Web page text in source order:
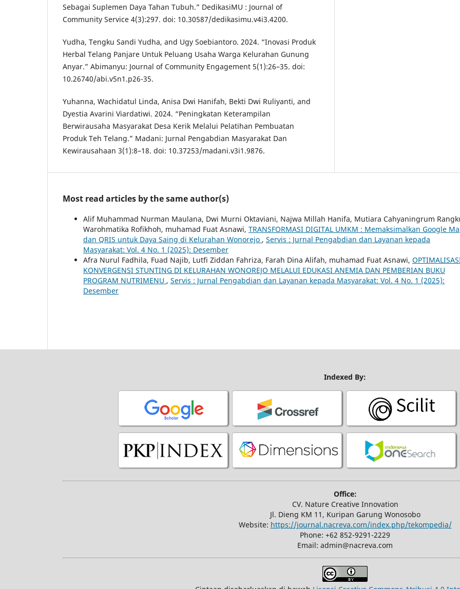
Sebagai Suplemen Daya Tahan Tubuh.” DedikasiMU : Journal of
Community Service 4(3):297. doi: 10.30587/dedikasimu.v4i3.4200.
Yudha, Tengku Sandi Yudha, and Ugy Soebiantoro. 2024. “Inovasi Produk
Herbal Telang Panjare Untuk Peluang Usaha Warga Kelurahan Gunung
Anyar.” Abimanyu: Journal of Community Engagement 5(1):26–35. doi:
10.26740/abi.v5n1.p26-35.
Yuhanna, Wachidatul Linda, Anisa Dwi Hanifah, Bekti Dwi Ruliyanti, and
Dyestia Avarini Viardatiwi. 2024. “Peningkatan Keterampilan
Berwirausaha Masyarakat Desa Kerik Melalui Pelatihan Pembuatan
Produk Teh Telang.” Madani: Jurnal Pengabdian Masyarakat Dan
Kewirausahaan 3(1):8–18. doi: 10.37253/madani.v3i1.9876.
Most read articles by the same author(s)
Alif Muhammad Nurman Maulana, Dwi Murni Oktaviani, Najwa Millah Hanifa, Mutiara Cahyaningrum
Warohmatika Rofikhoh, muhamad Fuat Asnawi, TRANSFORMASI DIGITAL UMKM : Memaksimalkan Google
dan QRIS untuk Daya Saing di Kelurahan Wonorejo , Servis : Jurnal Pengabdian dan Layanan kepada
Masyarakat: Vol. 4 No. 1 (2025): Desember
Afra Nurul Fadhila, Fuad Najib, Lutfi Ziddan Fahriza, Farah Dina Alifah, muhamad Fuat Asnawi,
KONVERGENSI STUNTING DI KELURAHAN WONOREJO MELALUI EDUKASI ANEMIA DAN PEMBERIAN BUKU
PROGRAM NUTRIMENU , Servis : Jurnal Pengabdian dan Layanan kepada Masyarakat: Vol. 4 No. 1 (2025):
Desember
Indexed By:
Office:
CV. Nature Creative Innovation
Jl. Dieng KM 11, Kuripan Garung Wonosobo
Website: https://journal.nacreva.com/index.php/tekompedia/
Phone: +62 852-9291-2229
Email: admin@nacreva.com